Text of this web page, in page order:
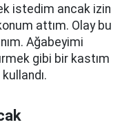
istedim ancak izin
attım. Olay bu
Ağabeyimi
gibi bir kastım